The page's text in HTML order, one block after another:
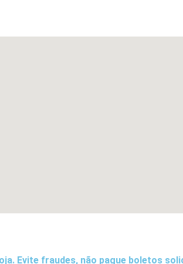
Evite fraudes, não pague boletos